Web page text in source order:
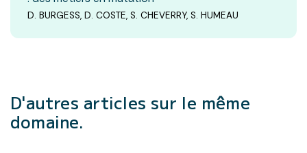
D. BURGESS, D. COSTE, S. CHEVERRY, S. HUMEAU
D'autres articles sur le même
domaine.